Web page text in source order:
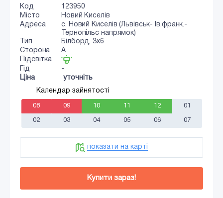
Код
123950
Місто
Новий Киселів
Адреса
с. Новий Киселів (Львівськ- Ів.франк.-
Тернопільс напрямок)
Тип
Білборд, 3х6
Сторона
A
Підсвітка
Гід
-
Ціна
уточніть
Календар зайнятості
08 09 10 11 12 01
02 03 04 05 06 07
показати на карті
Купити зараз!